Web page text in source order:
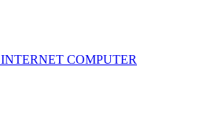
INTERNET COMPUTER